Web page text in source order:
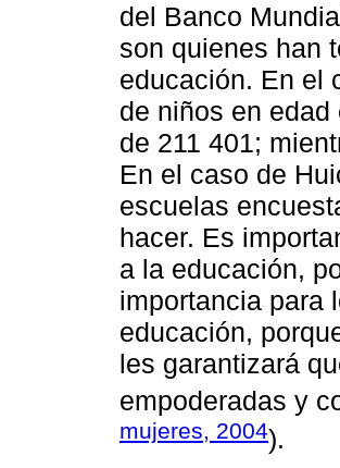
del Banco
son quienes han
educación. En el
de niños en
de 211 401;
En el caso de
escuelas
hacer. Es
a la educación,
importancia para
educación,
les garantizará
empoderadas y
mujeres, 2004).